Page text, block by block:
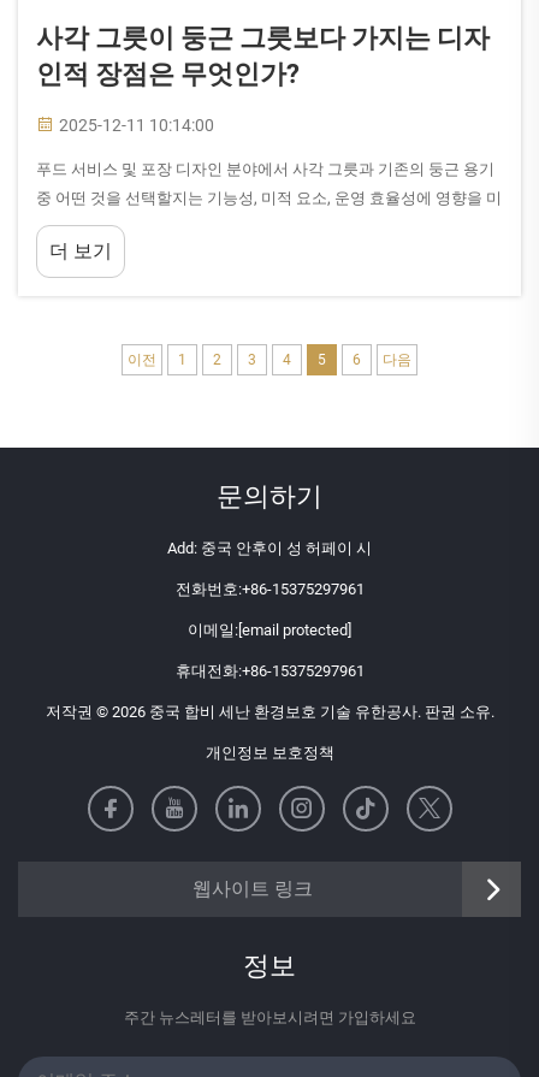
사각 그릇이 둥근 그릇보다 가지는 디자
인적 장점은 무엇인가?
2025-12-11 10:14:00
푸드 서비스 및 포장 디자인 분야에서 사각 그릇과 기존의 둥근 용기
중 어떤 것을 선택할지는 기능성, 미적 요소, 운영 효율성에 영향을 미
치는 근본적인 결정이다. 둥근 그릇이 오랫동안 시장을 주도해 왔음
에도 불구하고...
더 보기
이전 1 2 3 4 5 6 다음
문의하기
Add: 중국 안후이 성 허페이 시
전화번호:+86-15375297961
이메일: [email protected]
휴대전화:+86-15375297961
저작권 © 2026 중국 합비 세난 환경보호 기술 유한공사. 판권 소유.
개인정보 보호정책
웹사이트 링크
https://senangbz.en.alibaba.com
정보
주간 뉴스레터를 받아보시려면 가입하세요